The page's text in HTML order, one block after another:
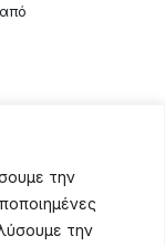
την
την